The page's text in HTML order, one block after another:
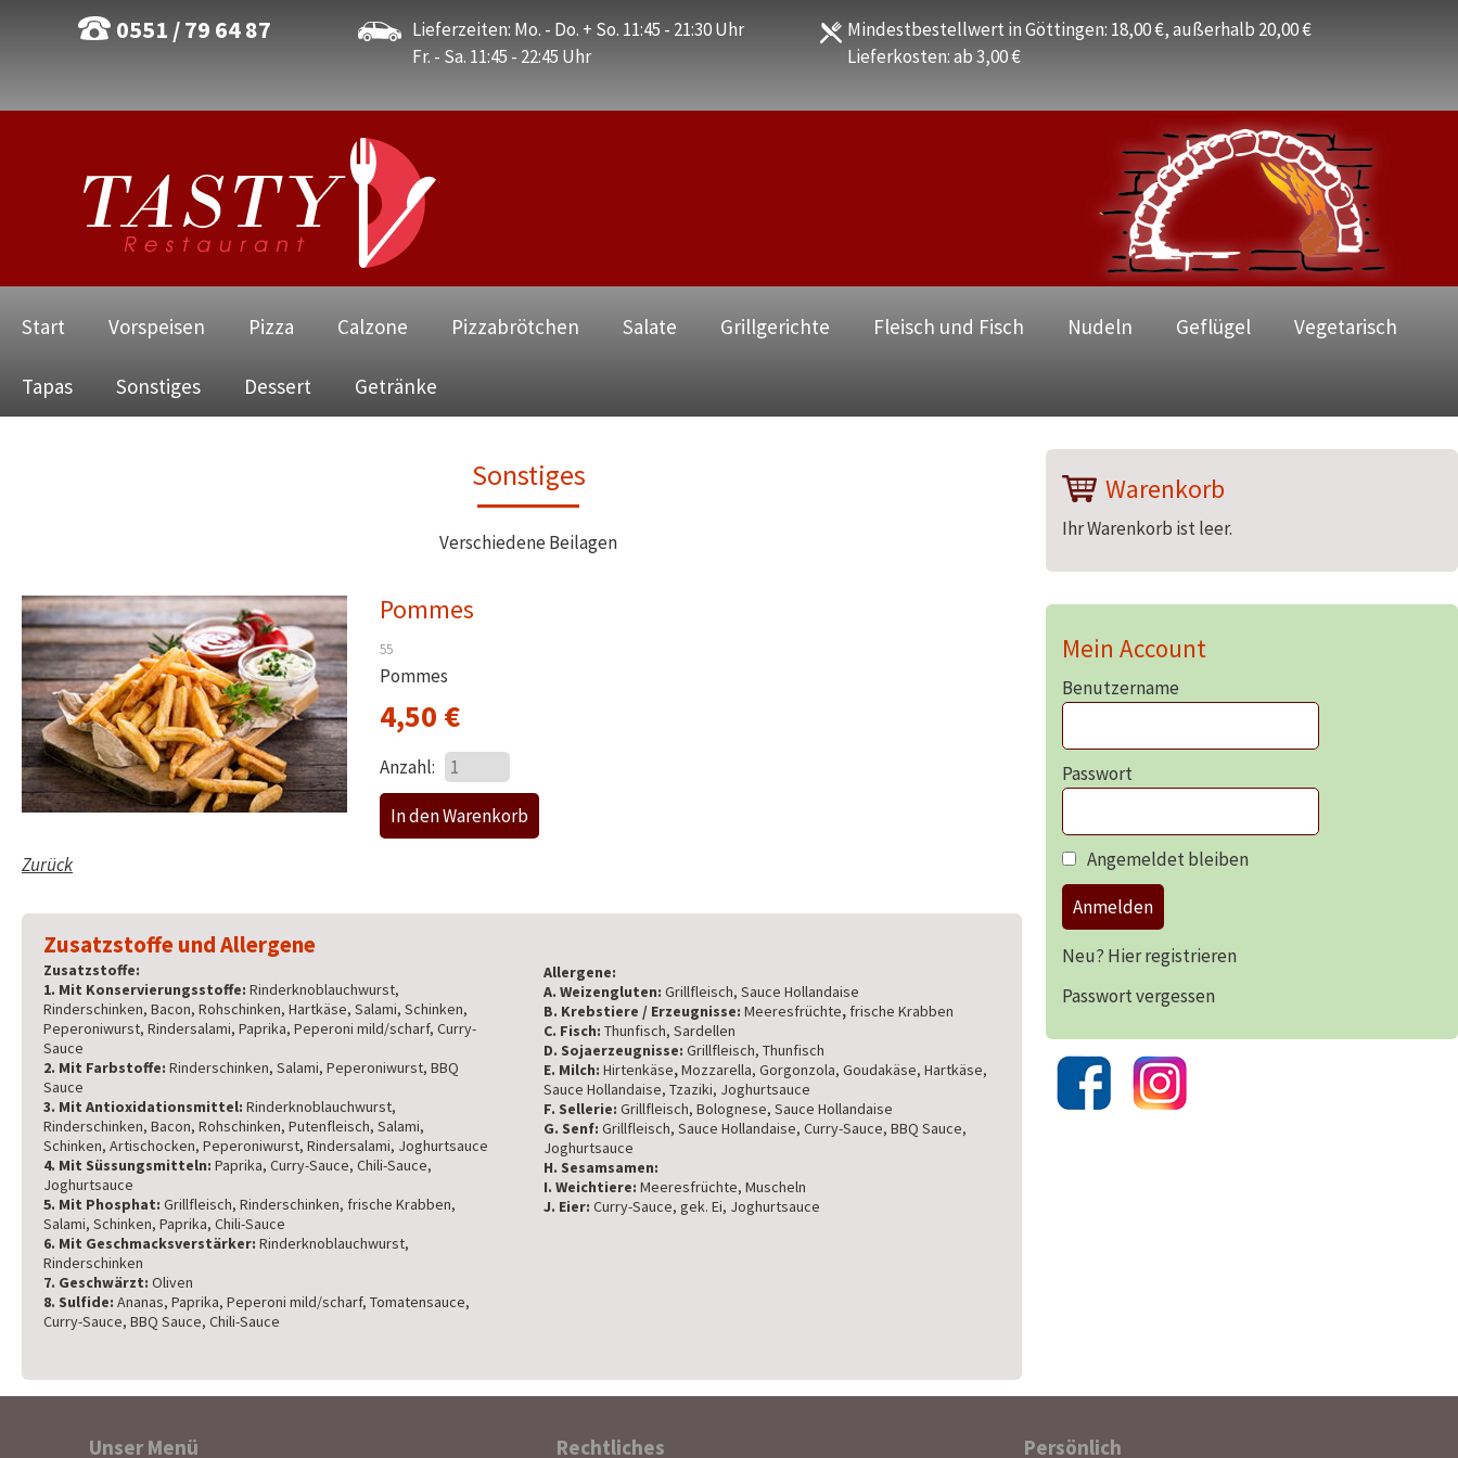
0551 / 79 64 87
Lieferzeiten: Mo. - Do. + So. 11:45 - 21:30 Uhr
Fr. - Sa. 11:45 - 22:45 Uhr
Mindestbestellwert in Göttingen: 18,00 €, außerhalb 20,00 €
Lieferkosten: ab 3,00 €
überspringen
Start Vorspeisen Pizza Calzone Pizzabrötchen Salate Grillgerichte Fleisch und Fisch Nudeln Geflügel Vegetarisch
Tapas Sonstiges Dessert Getränke
Sonstiges
Verschiedene Beilagen
Pommes
55
Pommes
4,50 €
Anzahl:
Zurück
Zusatzstoffe und Allergene
Zusatzstoffe:
1. Mit Konservierungsstoffe: Rinderknoblauchwurst,
Rinderschinken, Bacon, Rohschinken, Hartkäse, Salami, Schinken,
Peperoniwurst, Rindersalami, Paprika, Peperoni mild/scharf, Curry-
Sauce
2. Mit Farbstoffe: Rinderschinken, Salami, Peperoniwurst, BBQ
Sauce
3. Mit Antioxidationsmittel: Rinderknoblauchwurst,
Rinderschinken, Bacon, Rohschinken, Putenfleisch, Salami,
Schinken, Artischocken, Peperoniwurst, Rindersalami, Joghurtsauce
4. Mit Süssungsmitteln: Paprika, Curry-Sauce, Chili-Sauce,
Joghurtsauce
5. Mit Phosphat: Grillfleisch, Rinderschinken, frische Krabben,
Salami, Schinken, Paprika, Chili-Sauce
6. Mit Geschmacksverstärker: Rinderknoblauchwurst,
Rinderschinken
7. Geschwärzt: Oliven
8. Sulfide: Ananas, Paprika, Peperoni mild/scharf, Tomatensauce,
Curry-Sauce, BBQ Sauce, Chili-Sauce
Allergene:
A. Weizengluten: Grillfleisch, Sauce Hollandaise
B. Krebstiere / Erzeugnisse: Meeresfrüchte,frische Krabben
C. Fisch: Thunfisch, Sardellen
D. Sojaerzeugnisse: Grillfleisch, Thunfisch
E. Milch: Hirtenkäse,Mozzarella, Gorgonzola, Goudakäse, Hartkäse,
Sauce Hollandaise, Tzaziki, Joghurtsauce
F. Sellerie: Grillfleisch, Bolognese, Sauce Hollandaise
G. Senf: Grillfleisch, Sauce Hollandaise, Curry-Sauce, BBQ Sauce,
Joghurtsauce
H. Sesamsamen:
I. Weichtiere: Meeresfrüchte, Muscheln
J. Eier: Curry-Sauce, gek. Ei, Joghurtsauce
Warenkorb
Ihr Warenkorb ist leer.
Mein Account
Benutzername
Passwort
Angemeldet bleiben
Anmelden
Neu? Hier registrieren
Passwort vergessen
Unser Menü Rechtliches Persönlich